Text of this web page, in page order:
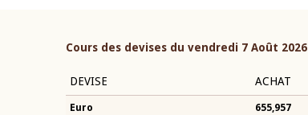
Cours des devises du vendredi 7 Août 2026
DEVISE ACHAT
Euro 655,957